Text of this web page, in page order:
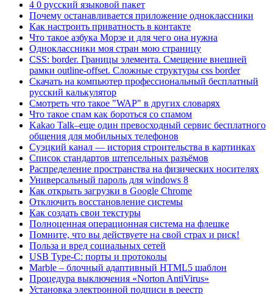
4 0 русский языковой пакет
Почему останавливается приложение одноклассники
Как настроить приватность в контакте
Что такое азбука Морзе и для чего она нужна
Одноклассники моя стран мою страницу
CSS: border. Границы элемента. Смещение внешней
рамки outline-offset. Сложные структуры css border
Скачать на компьютер профессиональный бесплатный
русский калькулятор
Смотреть что такое "WAP" в других словарях
Что такое спам как бороться со спамом
Kakao Talk–еще один превосходный сервис бесплатного
общения для мобильных телефонов
Суэцкий канал — история строительства в картинках
Список стандартов штепсельных разъёмов
Распределение пространства на физических носителях
Универсальный пароль для windows 8
Как открыть загрузки в Google Chrome
Отключить восстановление системы
Как создать свои текстуры
Полноценная операционная система на флешке
Помните, что вы действуете на свой страх и риск!
Польза и вред социальных сетей
USB Type-C: порты и протоколы
Marble – блочный адаптивный HTML5 шаблон
Процедура выключения «Norton AntiVirus»
Установка электронной подписи в реестр